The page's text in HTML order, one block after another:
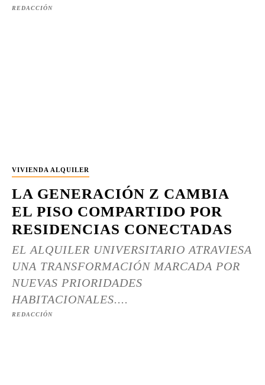
REDACCIÓN
VIVIENDA ALQUILER
LA GENERACIÓN Z CAMBIA
EL PISO COMPARTIDO POR
RESIDENCIAS CONECTADAS
EL ALQUILER UNIVERSITARIO ATRAVIESA
UNA TRANSFORMACIÓN MARCADA POR
NUEVAS PRIORIDADES
HABITACIONALES....
REDACCIÓN